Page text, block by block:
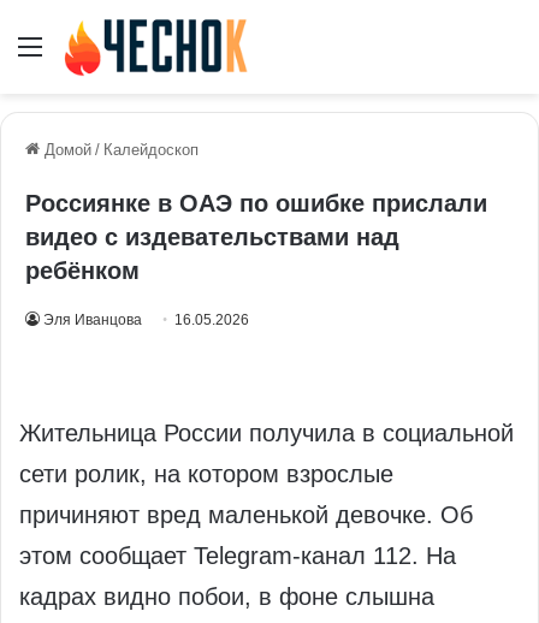
Меню
Домой / Калейдоскоп
Россиянке в ОАЭ по ошибке прислали
видео с издевательствами над
ребёнком
Эля Иванцова 16.05.2026
Жительница России получила в социальной
сети ролик, на котором взрослые
причиняют вред маленькой девочке. Об
этом сообщает Telegram‑канал 112. На
кадрах видно побои, в фоне слышна